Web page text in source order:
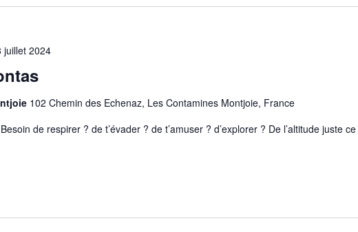
juillet 2024
102 Chemin des Echenaz, Les Contamines Montjoie, France
? de t’évader ? de t’amuser ? d’explorer ? De l’altitude juste ce